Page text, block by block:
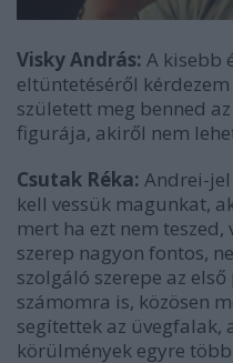
Visky András: A kisebb
eltüntetéséről
született meg benned
figurája, akiről nem
Csutak Réka: Andrei-
kell vessük magunkat,
mert ha ezt nem
szerep nagyon fontos,
szolgáló szerepe az
számomra is, közösen
segítettek az üvegfalak,
körülmények egyre